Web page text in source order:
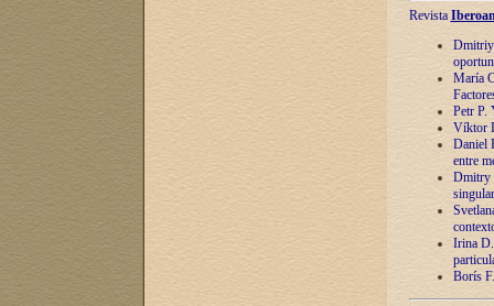
Revista
Dmitriy
María
Petr P.
Víktor
Daniel
entre
Dmitry
Irina
Borís